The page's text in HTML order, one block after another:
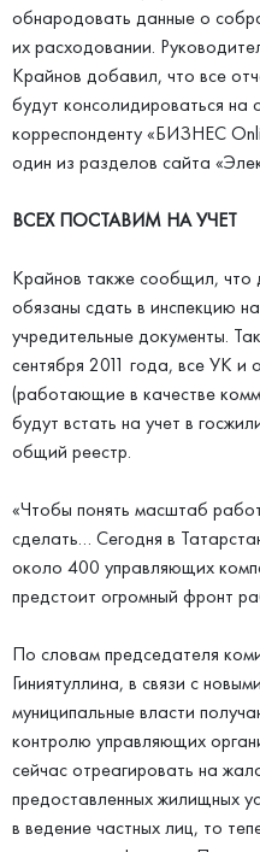
обнародовать данные о
их расходовании.
Крайнов добавил, что все
будут консолидироваться на
корреспонденту «БИЗНЕС
один из разделов сайта
ВСЕХ ПОСТАВИМ НА УЧЕТ
Крайнов также сообщил,
обязаны сдать в инспекцию
учредительные документы.
сентября 2011 года, все УК
(работающие в качестве
будут встать на учет в
общий реестр.
«Чтобы понять масштаб
сделать… Сегодня в
около 400 управляющих
предстоит огромный фронт
По словам председателя
Гиниятуллина, в связи с
муниципальные власти
контролю управляющих
сейчас отреагировать на
предоставленных жилищных
в ведение частных лиц, то